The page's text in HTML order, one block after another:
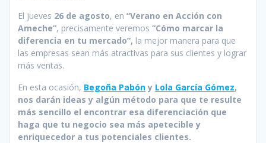
El jueves 26 de agosto, en “Verano en Acción con
Ameche”, precisamente veremos “Cómo marcar la
diferencia en tu mercado”, la mejor manera para que
las empresas sean más atractivas para sus clientes y lograr
más ventas.
En esta ocasión, Begoña Pabóny Lola García Gómez,
nos darán ideas y algún método para que te resulte
más sencillo el encontrar esa diferenciación que
haga que tu negocio sea más apetecible y
enriquecedor a tus potenciales clientes.